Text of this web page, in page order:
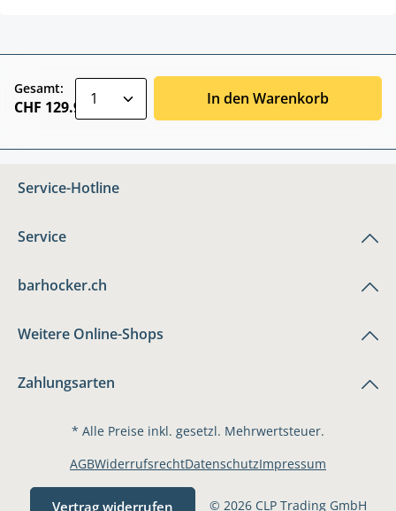
Gesamt:
CHF 129.90 In den Warenkorb
Service-Hotline
Service
barhocker.ch
Weitere Online-Shops
Zahlungsarten
* Alle Preise inkl. gesetzl. Mehrwertsteuer.
Vertrag widerrufen © 2026 CLP Trading GmbH
AGBWiderrufsrechtDatenschutzImpressum